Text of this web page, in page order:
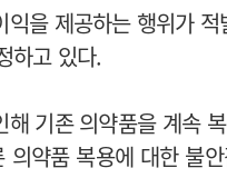
을 제공하는 행위가
하고 있다.
기존 의약품을 계속
약품 복용에 대한 불